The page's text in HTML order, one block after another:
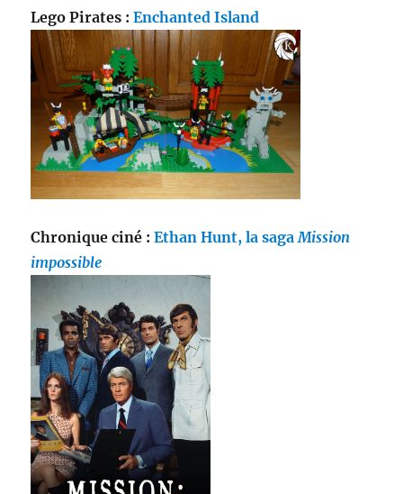
Lego Pirates :Enchanted Island
Chronique ciné :Ethan Hunt, la saga Mission
impossible